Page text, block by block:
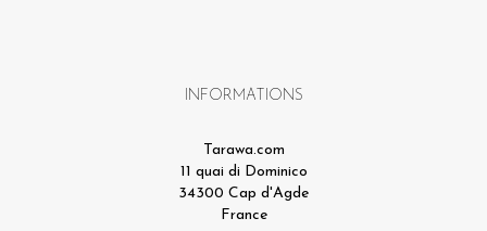
INFORMATIONS
Tarawa.com
11 quai di Dominico
34300 Cap d'Agde
France